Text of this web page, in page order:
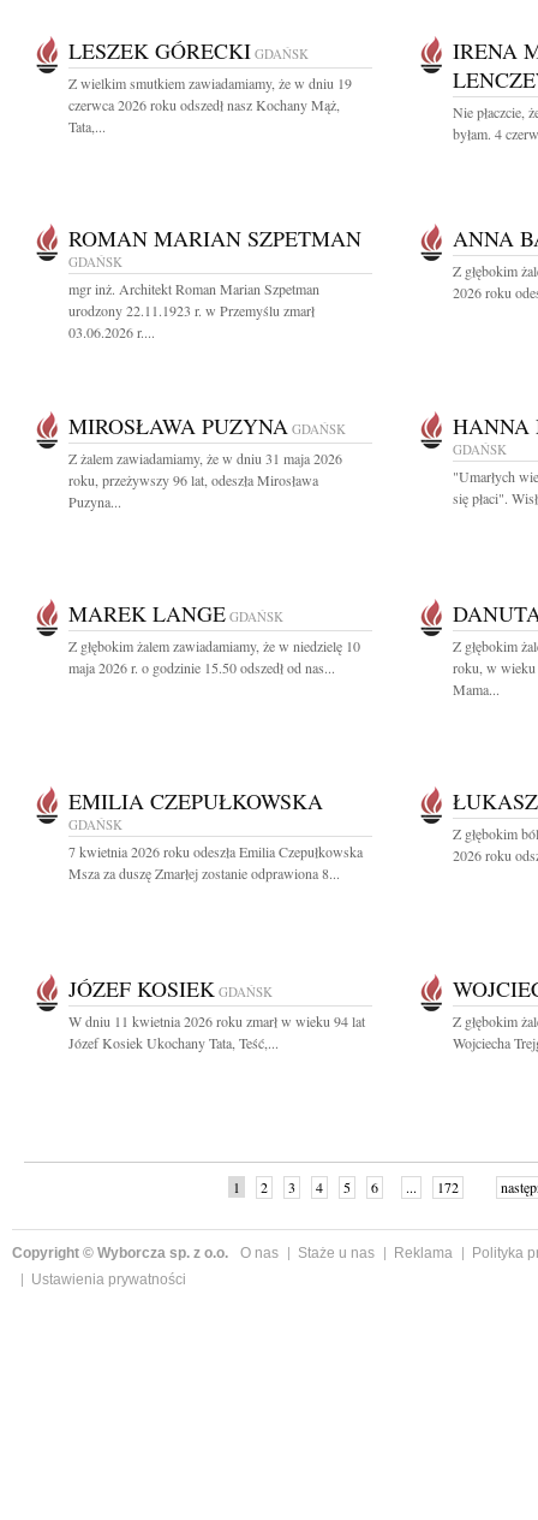
LESZEK GÓRECKI GDAŃSK
Z wielkim smutkiem zawiadamiamy, że w dniu 19
czerwca 2026 roku odszedł nasz Kochany Mąż,
Tata,...
IRENA
Nie płaczcie,
byłam. 4
ROMAN MARIAN SZPETMAN
GDAŃSK
mgr inż. Architekt Roman Marian Szpetman
urodzony 22.11.1923 r. w Przemyślu zmarł
03.06.2026 r....
ANNA
Z głębokim
2026 roku
MIROSŁAWA PUZYNA GDAŃSK
Z żalem zawiadamiamy, że w dniu 31 maja 2026
roku, przeżywszy 96 lat, odeszła Mirosława
Puzyna...
HANNA
GDAŃSK
"Umarłych
się płaci".
MAREK LANGE GDAŃSK
Z głębokim żalem zawiadamiamy, że w niedzielę 10
maja 2026 r. o godzinie 15.50 odszedł od nas...
Z głębokim
roku, w wieku
Mama...
EMILIA CZEPUŁKOWSKA
GDAŃSK
7 kwietnia 2026 roku odeszła Emilia Czepułkowska
Msza za duszę Zmarłej zostanie odprawiona 8...
Z głębokim
2026 roku
JÓZEF KOSIEK GDAŃSK
W dniu 11 kwietnia 2026 roku zmarł w wieku 94 lat
Józef Kosiek Ukochany Tata, Teść,...
Z głębokim
Wojciecha
1 2 3 4 5 6 ... 172
Copyright © Wyborcza sp. z o.o. O nas Staże u nas Reklama
Polityka
Ustawienia prywatności